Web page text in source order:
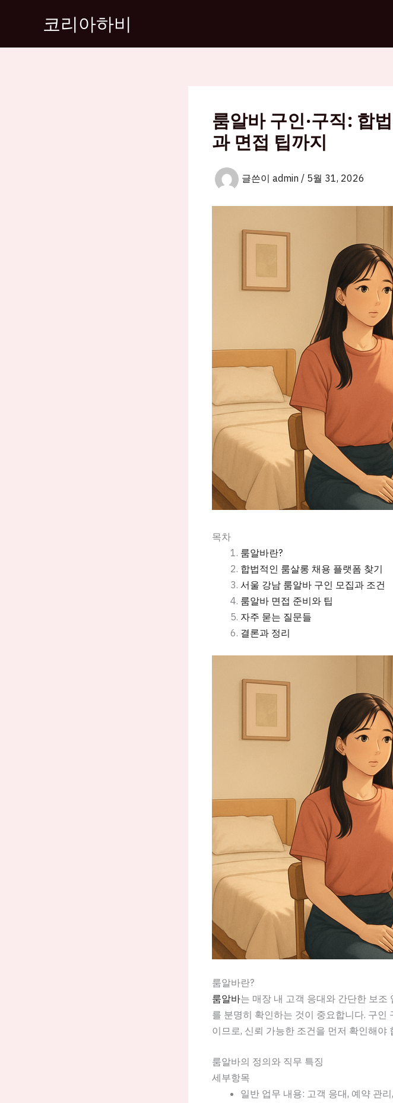
코리아하비
룸알바 구인·구직: 합
과 면접 팁까지
글쓴이 admin / 5월 31, 2026
목차
룸알바란?
합법적인 룸살롱 채용 플랫폼 찾기
서울 강남 룸알바 구인 모집과 조건
룸알바 면접 준비와 팁
자주 묻는 질문들
결론과 정리
룸알바란?
룸알바는 매장 내 고객 응대와 간단한 보조
를 분명히 확인하는 것이 중요합니다. 구
이므로, 신뢰 가능한 조건을 먼저 확인해야
룸알바의 정의와 직무 특징
세부항목
일반 업무 내용: 고객 응대, 예약 관